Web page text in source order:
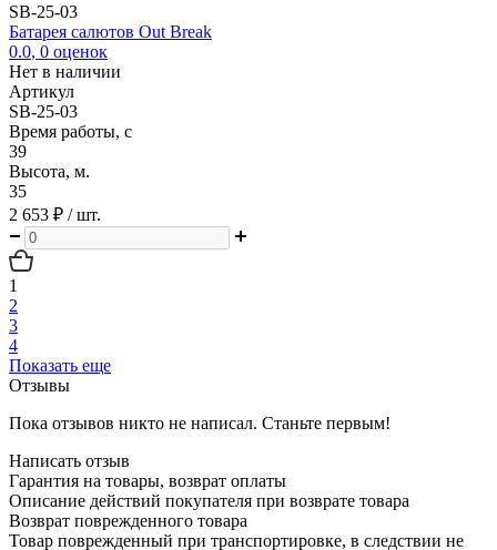
SB-25-03
Батарея салютов Out Break
0.0, 0 оценок
Нет в наличии
Артикул
SB-25-03
Время работы, с
39
Высота, м.
35
2 653 ₽ / шт.
1
2
3
4
Показать еще
Отзывы
Пока отзывов никто не написал. Станьте первым!
Написать отзыв
Гарантия на товары, возврат оплаты
Описание действий покупателя при возврате товара
Возврат поврежденного товара
Товар поврежденный при транспортировке, в следствии не